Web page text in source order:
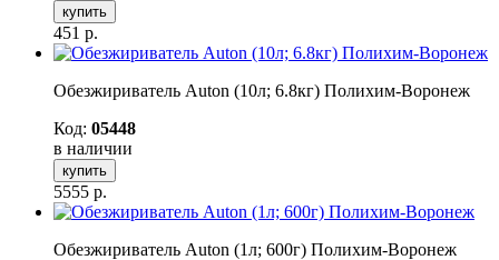
купить
451 р.
Обезжириватель Auton (10л; 6.8кг) Полихим-Воронеж
Код: 05448
в наличии
купить
5555 р.
Обезжириватель Auton (1л; 600г) Полихим-Воронеж